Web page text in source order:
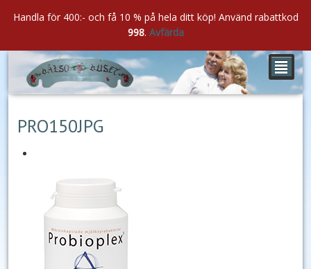
²
PRO150JPG
Handla för 400:- och få 10 % på hela ditt köp! Använd rabattkod
998. Avfärda